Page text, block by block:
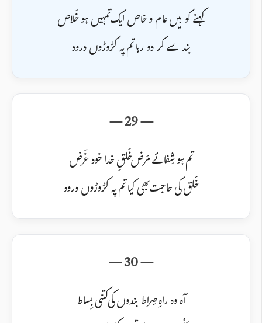
کہنے کو ہیں عام و خاص ایک تمہیں ہو خَلاص
بند سے کر دو رہا تم پہ کڑوڑوں درود
تم ہو شِفائے مَرض خَلقِ خدا خود غَرض
خَلق کی حاجت بھی کیا تم پہ کڑوڑوں درود
آہ وہ راہِ صِراط بندوں کی کتنی بِساط